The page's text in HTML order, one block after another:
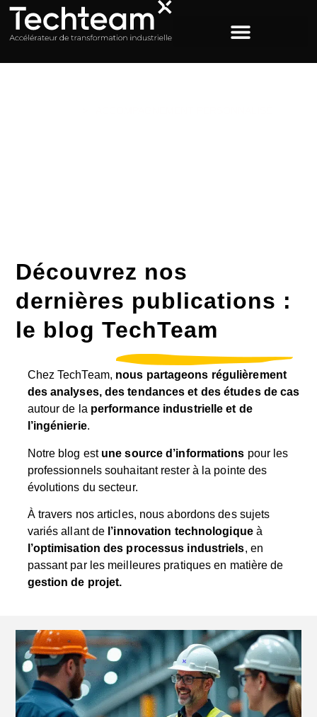
Découvrez nos
dernières publications :
le blog TechTeam
Chez TechTeam, nous partageons régulièrement
des analyses, des tendances et des études de cas
autour de la performance industrielle et de
l’ingénierie.
Notre blog est une source d’informations pour les
professionnels souhaitant rester à la pointe des
évolutions du secteur.
À travers nos articles, nous abordons des sujets
variés allant de l’innovation technologiqueà
l’optimisation des processus industriels, en
passant par les meilleures pratiques en matière de
gestion de projet.